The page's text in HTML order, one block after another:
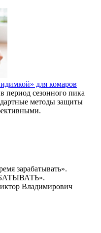
для комаров
период сезонного пика
методы защиты
зарабатывать».
Владимирович